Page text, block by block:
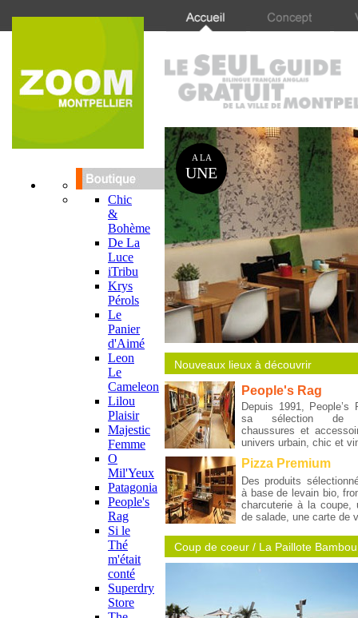
A LA
UNE
Coup de coeur / La Paillote Bambou
Nouveaux lieux à découvrir
Pizza Premium
Des produits
à base de levain bio,
charcuterie à la coupe,
de salade, une carte de
People's Rag
Depuis 1991, People’s
sa sélection de
chaussures et
univers urbain, chic et
Chic
&
Bohème
De La
Luce
iTribu
Krys
Pérols
Le
Panier
d'Aimé
Leon
Le
Cameleon
Lilou
Plaisir
Majestic
Femme
O
Mil'Yeux
Patagonia
People's
Rag
Si le
Thé
m'était
conté
Superdry
Store